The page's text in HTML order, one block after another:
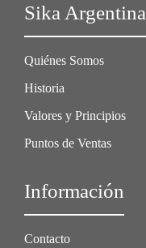
Sika Argentina
Quiénes Somos
Historia
Valores y Principios
Puntos de Ventas
Información
Contacto